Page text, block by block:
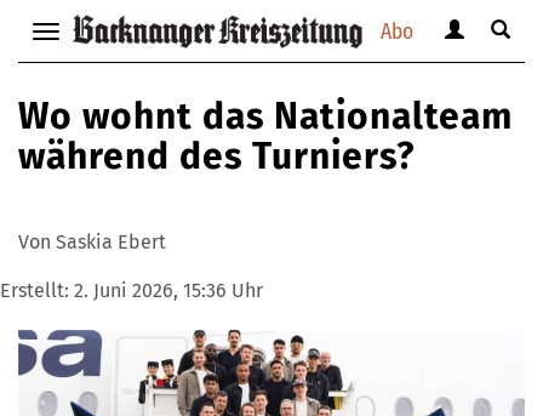
Abo
Navigation
anzeigen
verbergen
anzeigen
verbergen
Suche
Wo wohnt das Nationalteam
während des Turniers?
Von Saskia Ebert
Erstellt: 2. Juni 2026, 15:36 Uhr